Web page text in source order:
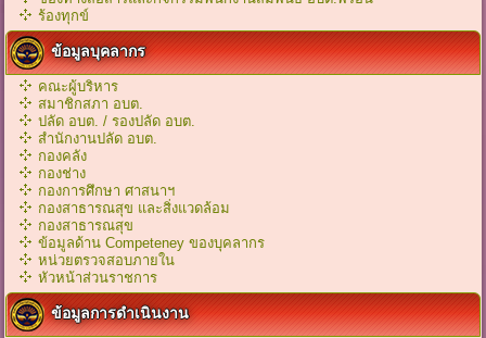
ร้องทุกข์
ข้อมูลบุคลากร
คณะผู้บริหาร
สมาชิกสภา อบต.
ปลัด อบต. / รองปลัด อบต.
สำนักงานปลัด อบต.
กองคลัง
กองช่าง
กองการศึกษา ศาสนาฯ
กองสาธารณสุข และสิ่งแวดล้อม
กองสาธารณสุข
ข้อมูลด้าน Competeney ของบุคลากร
หน่วยตรวจสอบภายใน
หัวหน้าส่วนราชการ
ข้อมูลการดำเนินงาน